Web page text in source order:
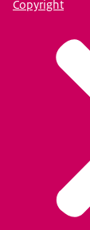
Copyright